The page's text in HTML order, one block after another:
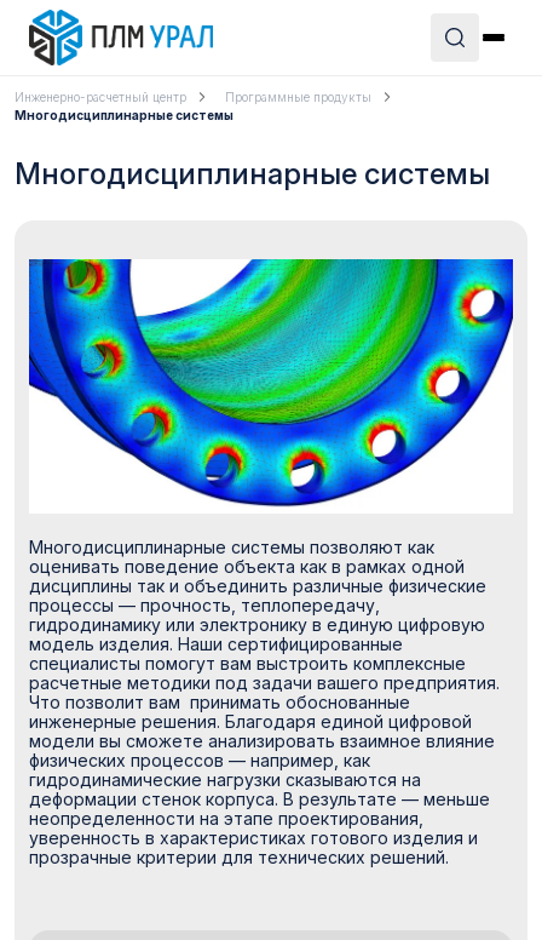
Инженерно-расчетный центр
Программные продукты
Многодисциплинарные системы
Многодисциплинарные системы
Многодисциплинарные системы позволяют как
оценивать поведение объекта как в рамках одной
дисциплины так и объединить различные физические
процессы — прочность, теплопередачу,
гидродинамику или электронику в единую цифровую
модель изделия. Наши сертифицированные
специалисты помогут вам выстроить комплексные
расчетные методики под задачи вашего предприятия.
Что позволит вам принимать обоснованные
инженерные решения. Благодаря единой цифровой
модели вы сможете анализировать взаимное влияние
физических процессов — например, как
гидродинамические нагрузки сказываются на
деформации стенок корпуса. В результате — меньше
неопределенности на этапе проектирования,
уверенность в характеристиках готового изделия и
прозрачные критерии для технических решений.